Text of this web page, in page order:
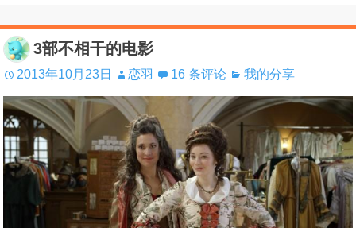
3部不相干的电影
2013年10月23日 恋羽 16 条评论 我的分享